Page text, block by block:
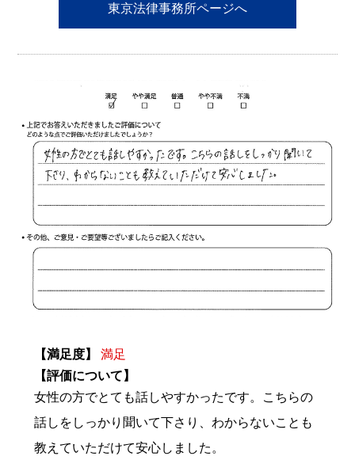
東京法律事務所ページへ
【満足度】
満足
【評価について】
女性の方でとても話しやすかったです。こちらの
話しをしっかり聞いて下さり、わからないことも
教えていただけて安心しました。